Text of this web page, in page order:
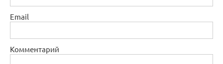
Email
Комментарий